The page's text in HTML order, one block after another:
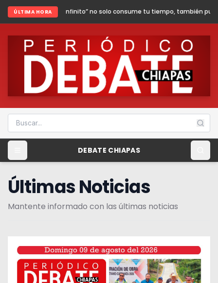
ÚLTIMA HORA
no solo consume tu tiempo, también puede poner en riesgo tu
DEBATE CHIAPAS
Últimas Noticias
Mantente informado con las últimas noticias